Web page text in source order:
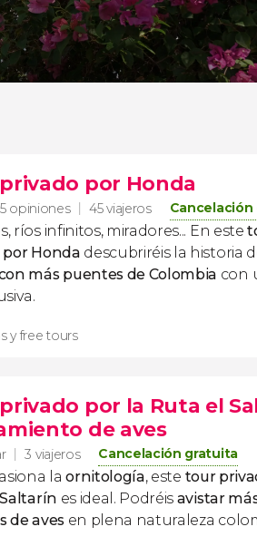
por Honda
5 opiniones 45 viajeros
ríos infinitos, miradores... En este
por Honda descubriréis la historia
más puentes de Colombia con
y free tours
por la Ruta el
de aves
3 viajeros Cancelación gratuita
laornitología, este tour
es ideal. Podréis avistar
de aves en plena naturaleza